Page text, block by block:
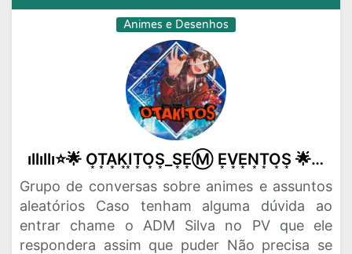
Animes e Desenhos
ıllıllı⭐🌟 O͙T͙A͙K͙I͙T͙O͙S͙_S͙E͙Ⓜ️ E͙V͙E͙N͙T͙O͙S͙ 🌟⭐ıllıllı
Grupo de conversas sobre animes e assuntos
aleatórios Caso tenham alguma dúvida ao
entrar chame o ADM Silva no PV que ele
respondera assim que puder Não precisa se